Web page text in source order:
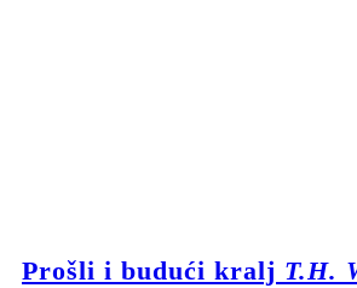
Prošli i budući kralj T.H.